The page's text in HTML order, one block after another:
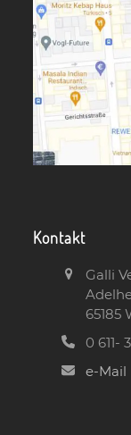
Kontakt
Galli
65185
0 611-
e-Mail